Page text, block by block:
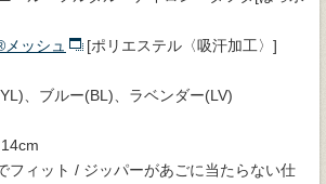
ッシュ
[ポリエステル〈吸汗加工〉]
、ブルー(BL)、ラベンダー(LV)
フィット / ジッパーがあごに当たらない仕